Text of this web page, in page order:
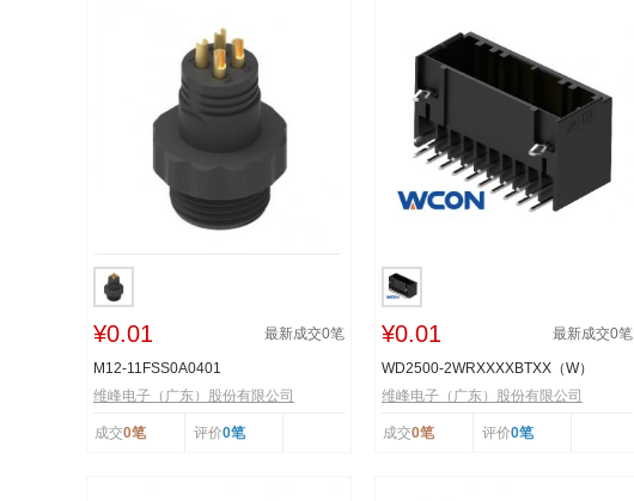
¥0.01 最新成交0笔
M12-11FSS0A0401
维峰电子（广东）股份有限公司
成交0笔 评价0笔
¥0.01 最新成交0笔
WD2500-2WRXXXXBTXX（W）
维峰电子（广东）股份有限公司
成交0笔 评价0笔